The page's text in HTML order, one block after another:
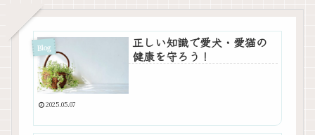
Blog
正しい知識で愛犬・愛猫の
健康を守ろう！
2025.05.07